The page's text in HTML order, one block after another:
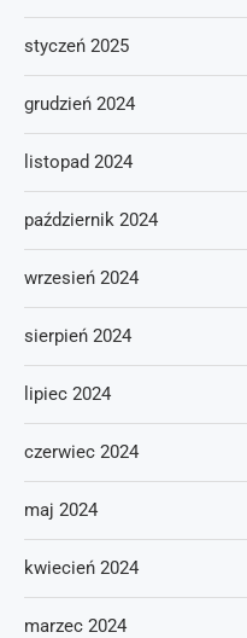
styczeń 2025
grudzień 2024
listopad 2024
październik 2024
wrzesień 2024
sierpień 2024
lipiec 2024
czerwiec 2024
maj 2024
kwiecień 2024
marzec 2024